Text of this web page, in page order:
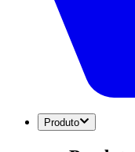
Produto